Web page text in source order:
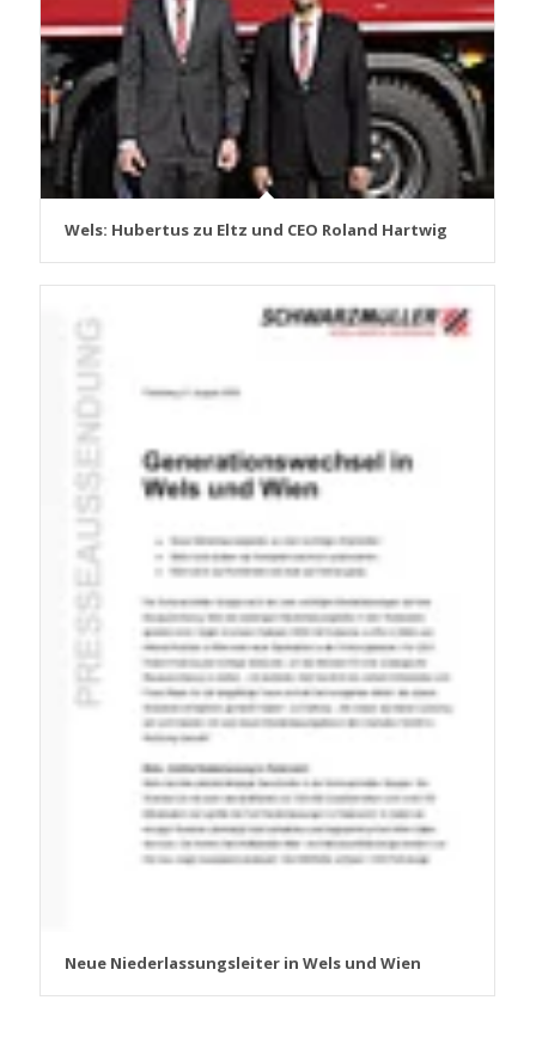
Wels: Hubertus zu Eltz und CEO Roland Hartwig
Neue Niederlassungsleiter in Wels und Wien